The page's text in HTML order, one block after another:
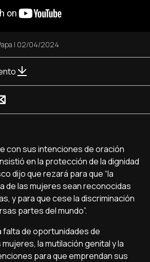
| 02/04/2024
con sus intenciones de oración
en la protección de la dignidad
dijo que rezará para que “la
de las mujeres sean reconocidas
y para que cese la discriminación
partes del mundo”.
falta de oportunidades de
la mutilación genital y la
para que emprendan sus